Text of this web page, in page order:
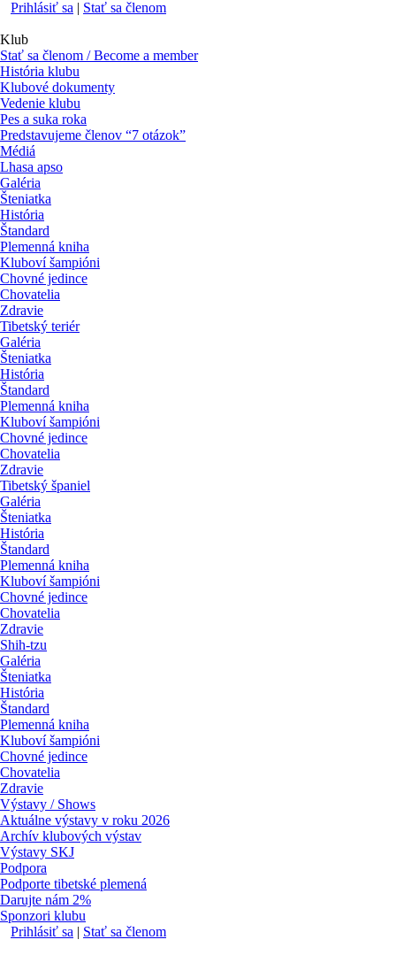
Prihlásiť sa | Stať sa členom
Klub
Stať sa členom / Become a member
História klubu
Klubové dokumenty
Vedenie klubu
Pes a suka roka
Predstavujeme členov “7 otázok”
Médiá
Lhasa apso
Galéria
Šteniatka
História
Štandard
Plemenná kniha
Kluboví šampióni
Chovné jedince
Chovatelia
Zdravie
Tibetský teriér
Galéria
Šteniatka
História
Štandard
Plemenná kniha
Kluboví šampióni
Chovné jedince
Chovatelia
Zdravie
Tibetský španiel
Galéria
Šteniatka
História
Štandard
Plemenná kniha
Kluboví šampióni
Chovné jedince
Chovatelia
Zdravie
Shih-tzu
Galéria
Šteniatka
História
Štandard
Plemenná kniha
Kluboví šampióni
Chovné jedince
Chovatelia
Zdravie
Výstavy / Shows
Aktuálne výstavy v roku 2026
Archív klubových výstav
Výstavy SKJ
Podpora
Podporte tibetské plemená
Darujte nám 2%
Sponzori klubu
Prihlásiť sa | Stať sa členom